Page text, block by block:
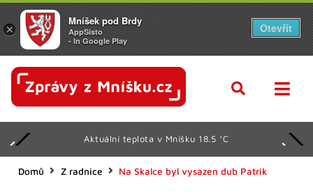
Aktuální teplota v Mníšku 18.5 °C
Domů Z radnice Na Skalce byl vysazen dub Patrik
×
Mníšek pod Brdy
AppSisto
- In Google Play
Otevřít